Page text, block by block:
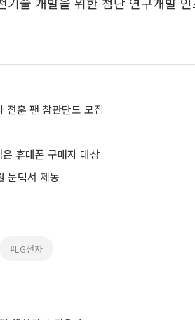
전훈 팬 참관단도 모집
휴대폰 구매자 대상
문턱서 제동
#LG전자